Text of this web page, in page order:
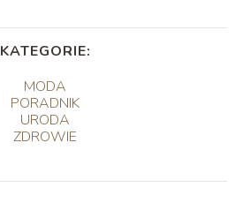
KATEGORIE:
MODA
PORADNIK
URODA
ZDROWIE